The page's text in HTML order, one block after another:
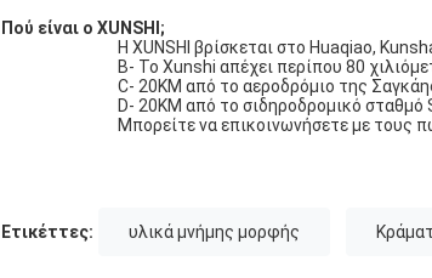
Πού είναι ο XUNSHI;
Η XUNSHI βρίσκεται στο Huaqiao,
Β- Το Xunshi απέχει περίπου 80
C- 20KM από το αεροδρόμιο της
D- 20KM από το σιδηροδρομικό σταθμό
Μπορείτε να επικοινωνήσετε με τους
Ετικέττες: υλικά μνήμης μορφής